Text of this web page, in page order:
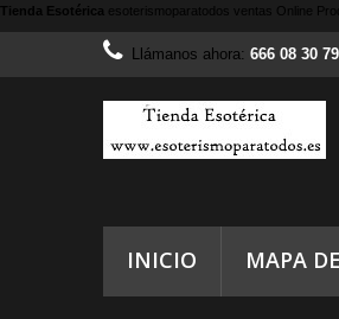
Tienda Esotérica esoterismoparatodos ventas Online
Llámanos ahora: 666 08 30 79
INICIO MAPA